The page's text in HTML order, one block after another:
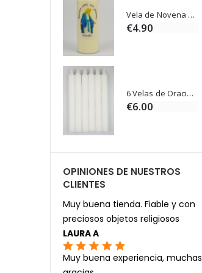
Vela de Novena para Sanación - 17,5 cm
€4.90
6 Velas de Oración Color Blanco
€6.00
OPINIONES DE NUESTROS
CLIENTES
Muy buena tienda. Fiable y con
preciosos objetos religiosos
LAURA A
Muy buena experiencia, muchas